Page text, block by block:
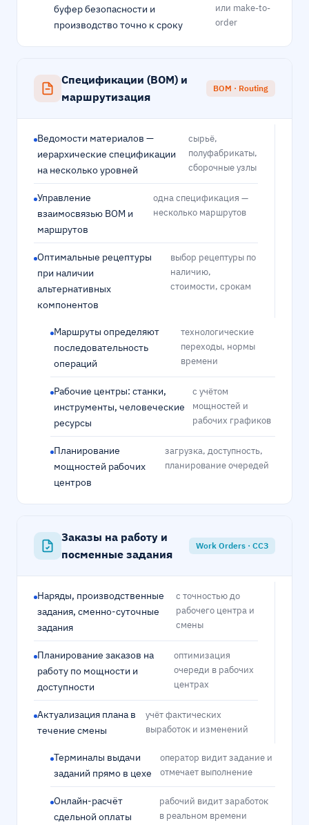
буфер безопасности и
производство точно к сроку
или make-to-
order
Спецификации (BOM) и
маршрутизация
BOM · Routing
Ведомости материалов —
иерархические спецификации
на несколько уровней
сырьё,
полуфабрикаты,
сборочные узлы
Управление
взаимосвязью BOM и
маршрутов
одна спецификация —
несколько маршрутов
Оптимальные рецептуры
при наличии
альтернативных
компонентов
выбор рецептуры по
наличию,
стоимости, срокам
Маршруты определяют
последовательность
операций
технологические
переходы, нормы
времени
Рабочие центры: станки,
инструменты, человеческие
ресурсы
с учётом
мощностей и
рабочих графиков
Планирование
мощностей рабочих
центров
загрузка, доступность,
планирование очередей
Заказы на работу и
посменные задания
Work Orders · ССЗ
Наряды, производственные
задания, сменно-суточные
задания
с точностью до
рабочего центра и
смены
Планирование заказов на
работу по мощности и
доступности
оптимизация
очереди в рабочих
центрах
Актуализация плана в
течение смены
учёт фактических
выработок и изменений
Терминалы выдачи
заданий прямо в цехе
оператор видит задание и
отмечает выполнение
Онлайн-расчёт
сдельной оплаты
рабочий видит заработок
в реальном времени